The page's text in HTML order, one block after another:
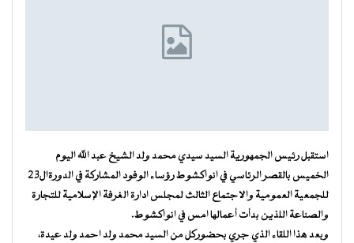
استقبل رئيس الجمهورية السيد سيدي محمد ولد الشيخ عبد الله اليوم
الخميس بالقصر الرئاسي في انواكشوط رؤساء الوفود المشاركة في الدورةال23
للجمعية العمومية والاجتماع الثالث لمجلس ادارة الغرفة الإسلامية للتجارة
والصناعة اللذين بدأت أعمالها امس في انواكشوط.
وبعد هذا اللقاء الذي جري بحضوركل من السيد محمد ولد احمد ولد عيدة،